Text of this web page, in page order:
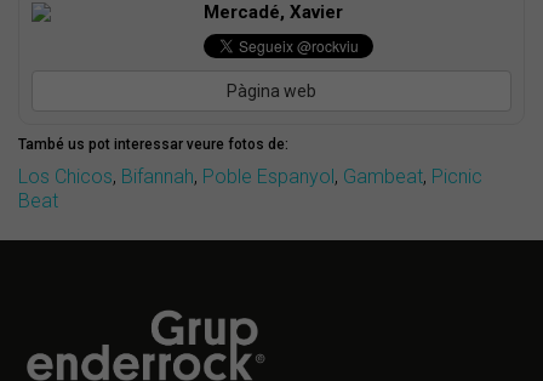
Mercadé, Xavier
Pàgina web
També us pot interessar veure fotos de:
Los Chicos, Bifannah, Poble Espanyol , Gambeat, Picnic
Beat